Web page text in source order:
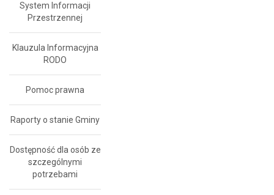
System Informacji
Przestrzennej
Klauzula Informacyjna
RODO
Pomoc prawna
Raporty o stanie Gminy
Dostępność dla osób ze
szczególnymi
potrzebami